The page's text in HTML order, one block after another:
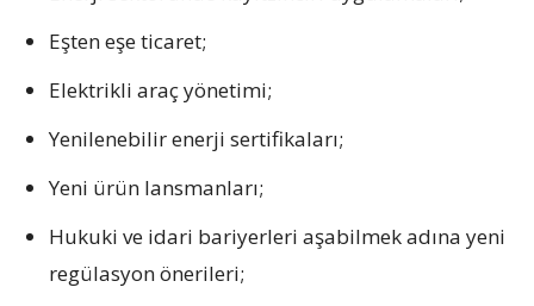
Eşten eşe ticaret;
Elektrikli araç yönetimi;
Yenilenebilir enerji sertifikaları;
Yeni ürün lansmanları;
Hukuki ve idari bariyerleri aşabilmek adına yeni
regülasyon önerileri;